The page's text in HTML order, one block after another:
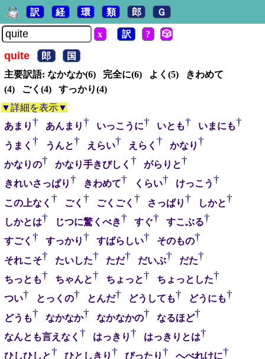
訳 経 環 類 郎 Ｇ
x 訳 ? 🎲
quite 郎
国
主要訳語: なかなか(6) 完全に(6) よく(5) きわめて
(4) ごく(4) すっかり(4)
▼詳細を表示▼
あまり† あんまり† いっこうに† いとも† いまにも†
うまく † うんと† えらい† えらく † かなり†
かなりの† かなり手きびしく † がらりと†
きれいさっぱり† きわめて† くらい† けっこう†
この上なく † ごく † ごくごく † さっぱり† しかと†
しかとは† じつに驚くべき† すぐ† すこぶる†
すごく † すっかり† すばらしい† そのもの†
それこそ† たいした† ただ† だいぶ† だた†
ちっとも† ちゃんと† ちょっと† ちょっとした†
つい† とっくの† とんだ† どうしても† どうにも†
どうも† なかなか† なかなかの† なるほど†
なんとも言えなく † はっきり† はっきりとは†
ひしひしと† ひとしきり† ぴったり† へべれけに†